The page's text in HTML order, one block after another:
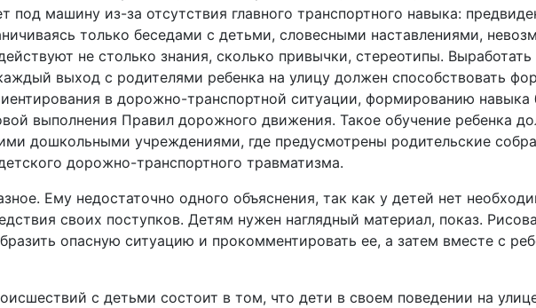
под машину из-за отсутствия главного транспортного навыка:
только беседами с детьми, словесными наставлениями,
не столько знания, сколько привычки, стереотипы.
выход с родителями ребенка на улицу должен способствовать
в дорожно-транспортной ситуации, формированию навыка
выполнения Правил дорожного движения. Такое обучение ребенка
дошкольными учреждениями, где предусмотрены родительские
дорожно-транспортного травматизма.
Ему недостаточно одного объяснения, так как у детей нет
своих поступков. Детям нужен наглядный материал, показ.
опасную ситуацию и прокомментировать ее, а затем вместе с
с детьми состоит в том, что дети в своем поведении на